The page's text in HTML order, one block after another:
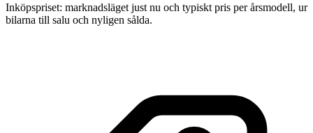
Inköpspriset: marknadsläget just nu och typiskt pris per årsmodell, ur
bilarna till salu och nyligen sålda.